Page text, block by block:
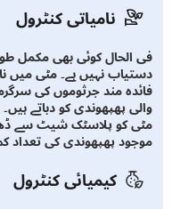
نامیاتی کنٹرول
کوئی بھی مکمل طور پر
نہیں ہے۔ مٹی میں
مند جرثوموں کی سرگرمی
پھپھوندی کو دباتے ہیں۔
کو پلاسٹک شیٹ سے
پھپھوندی کی تعداد کم ہو
کیمیائی کنٹرول